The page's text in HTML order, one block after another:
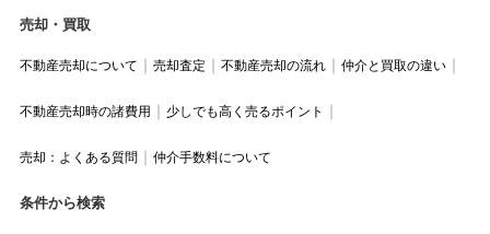
売却・買取
不動産売却について 売却査定 不動産売却の流れ 仲介と買取の違い
不動産売却時の諸費用 少しでも高く売るポイント
売却：よくある質問 仲介手数料について
条件から検索